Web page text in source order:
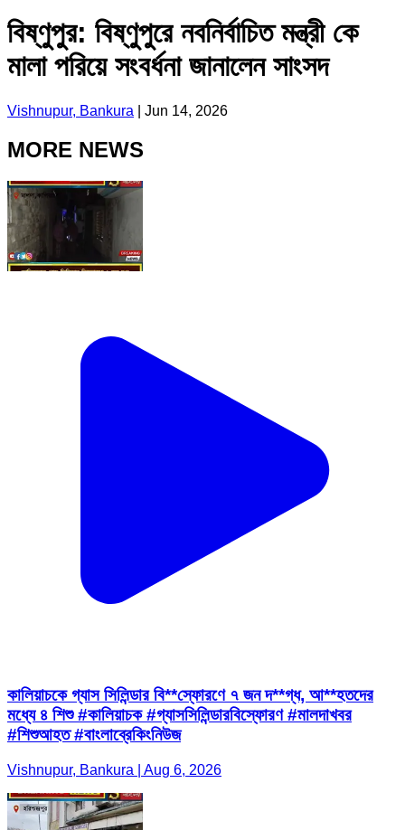
বিষ্ণুপুর: বিষ্ণুপুরে নবনির্বাচিত মন্ত্রী কে
মালা পরিয়ে সংবর্ধনা জানালেন সাংসদ
Vishnupur, Bankura Jun 14, 2026
MORE NEWS
কালিয়াচকে গ্যাস সিলিন্ডার বি**স্ফোরণে ৭ জন দ**গ্ধ, আ**হতদের
মধ্যে ৪ শিশু #কালিয়াচক #গ্যাসসিলিন্ডারবিস্ফোরণ #মালদাখবর
#শিশুআহত #বাংলাব্রেকিংনিউজ
Vishnupur, Bankura | Aug 6, 2026